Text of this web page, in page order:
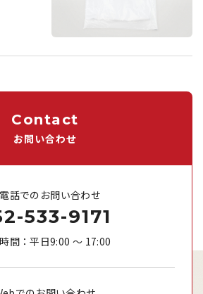
Contact
お問い合わせ
話でのお問い合わせ
533-9171
間：平日9:00 ～ 17:00